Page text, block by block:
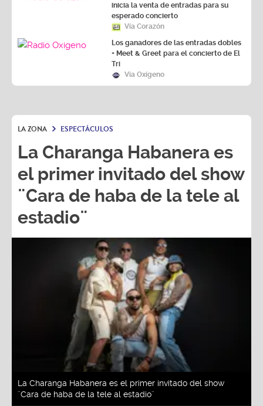
inicia la venta de entradas para su
esperado concierto
Vía Corazón
Los ganadores de las entradas dobles
+ Meet & Greet para el concierto de El
Tri
Vía Oxígeno
LA ZONA ESPECTÁCULOS
La Charanga Habanera es
el primer invitado del show
¨Cara de haba de la tele al
estadio¨
La Charanga Habanera es el primer invitado del show
¨Cara de haba de la tele al estadio¨